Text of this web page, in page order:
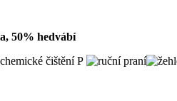
50% hedvábí